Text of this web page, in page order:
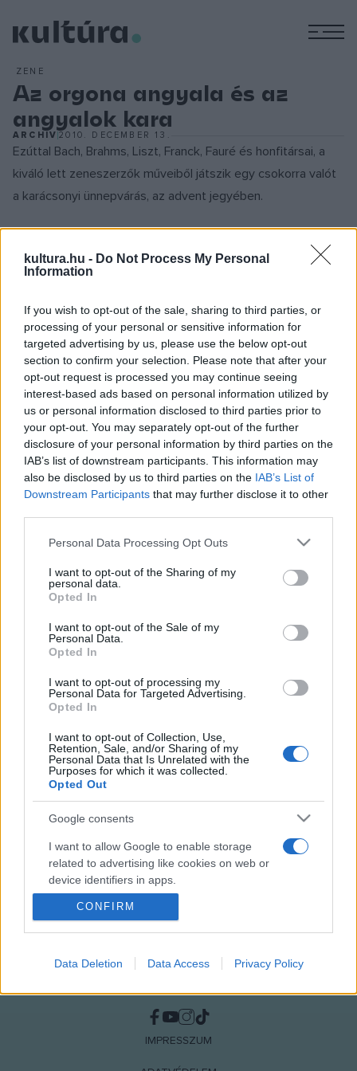
kultura.hu - Do Not Process My Personal
Information
If you wish to opt-out of the sale, sharing to third parties, or
processing of your personal or sensitive information for
targeted advertising by us, please use the below opt-out
section to confirm your selection. Please note that after your
opt-out request is processed you may continue seeing
interest-based ads based on personal information utilized by
us or personal information disclosed to third parties prior to
your opt-out. You may separately opt-out of the further
disclosure of your personal information by third parties on the
IAB’s list of downstream participants. This information may
also be disclosed by us to third parties on the IAB’s List of
Downstream Participants that may further disclose it to other
Please note that this website/app uses one or more Google
not limited to your visit or usage behaviour. You may click to
grant or deny consent to Google and its third-party tags to
use your data for below specified purposes in below Google
consent section.
Personal Data Processing Opt Outs
I want to opt-out of the Sharing of my
personal data.
Opted In
I want to opt-out of the Sale of my
Personal Data.
Opted In
I want to opt-out of processing my
Personal Data for Targeted Advertising.
Opted In
I want to opt-out of Collection, Use,
Retention, Sale, and/or Sharing of my
Personal Data that Is Unrelated with the
Purposes for which it was collected.
Opted Out
Google consents
I want to allow Google to enable storage
related to advertising like cookies on web or
device identifiers in apps.
I want to allow my user data to be sent to
Google for online advertising purposes.
I want to allow Google to send me
I want to allow Google to enable storage
related to analytics like cookies on web or
device identifiers in apps.
CONFIRM
Data Deletion Data Access Privacy Policy
ZENE
Az orgona angyala és az
angyalok kara
ARCHÍV2010. DECEMBER 13.
Ezúttal Bach, Brahms, Liszt, Franck, Fauré és honfitársai, a
kiváló lett zeneszerzők műveiből játszik egy csokorra valót
a karácsonyi ünnepvárás, az advent jegyében.
S ha önmagában nem bizonyulna elégnek a varázslat, vele
érkezik aRigai Kamer Kórus: egy fiatal, zeneileg képzett,
kristálytisztán énekel, a világ legrangosabb pódiumain is
ritkán hallható pianókkal és tömör fortékkal.Maris Sirmais
karnagy a rendszerváltást követően alapította együttesét,
amelynek minden énekesével külön-külön is rendszeresen
gyakorol, hogy nap mint nap létrejöhessen a csoda, hogy alig
több mint másfél évtized alatt a világ csúcsára dirigálhassa
együttesét - ez az énekkar nyerte ugyanis a 2006-os kínai
kórusolimpiát.
igényességével összeállított orgona-kórus koncertet
végighallgatni az ECHO Klassik-díjas művésznő és a
"bajnokok" előadásában december 18-án este fél 8-kor a
Müpában.
www.mupa.hu
MEGOSZTÁS
NÉPI
IMPRESSZUM